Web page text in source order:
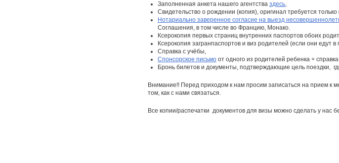
Заполненная анкета нашего агентства здесь,
Свидетельство о рождении (копия), оригинал требуется
Нотариально заверенное согласие на выезд
Соглашения, в том числе во Францию, Монако.
Ксерокопия первых страниц внутренних паспортов обоих
Ксерокопия загранпаспортов и виз родителей (если они
Справка с учёбы,
Спонсорское письмо от одного из родителей ребенка +
Бронь билетов и документы, подтверждающие цель поездки,
Внимание!! Перед приходом к нам просим записаться на прием к
том, как с нами связаться.
Все копии/распечатки документов для визы можно сделать у нас